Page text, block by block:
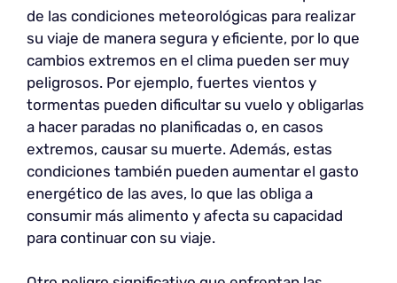
de las condiciones meteorológicas para realizar
su viaje de manera segura y eficiente, por lo que
cambios extremos en el clima pueden ser muy
peligrosos. Por ejemplo, fuertes vientos y
tormentas pueden dificultar su vuelo y obligarlas
a hacer paradas no planificadas o, en casos
extremos, causar su muerte. Además, estas
condiciones también pueden aumentar el gasto
energético de las aves, lo que las obliga a
consumir más alimento y afecta su capacidad
para continuar con su viaje.